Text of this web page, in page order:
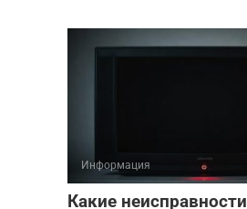
Информация
Какие неисправности